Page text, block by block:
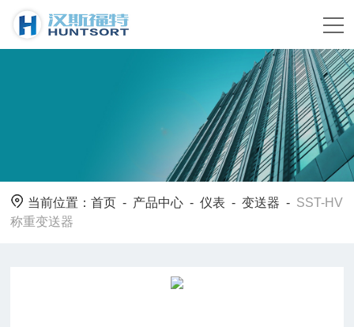
当前位置：首页 - 产品中心 -仪表 -变送器 - SST-HV
称重变送器